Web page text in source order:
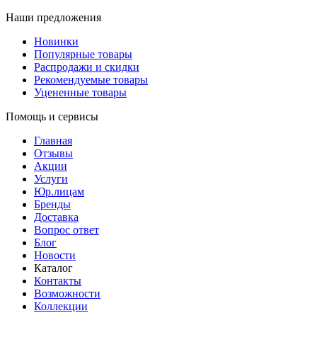
Наши предложения
Новинки
Популярные товары
Распродажи и скидки
Рекомендуемые товары
Уцененные товары
Помощь и сервисы
Главная
Отзывы
Акции
Услуги
Юр.лицам
Бренды
Доставка
Вопрос ответ
Блог
Новости
Каталог
Контакты
Возможности
Коллекции